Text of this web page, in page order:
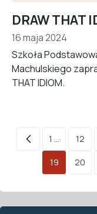
DRAW THAT
16 maja 2024
Szkoła
Machulskiego
THAT IDIOM.
1 ... 12
19
20